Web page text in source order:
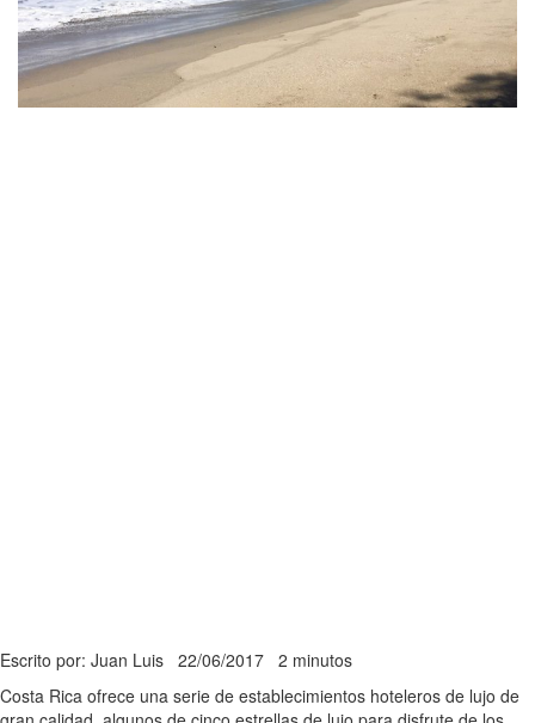
Escrito por: Juan Luis 22/06/2017 2 minutos
Costa Rica ofrece una serie de establecimientos hoteleros de lujo de